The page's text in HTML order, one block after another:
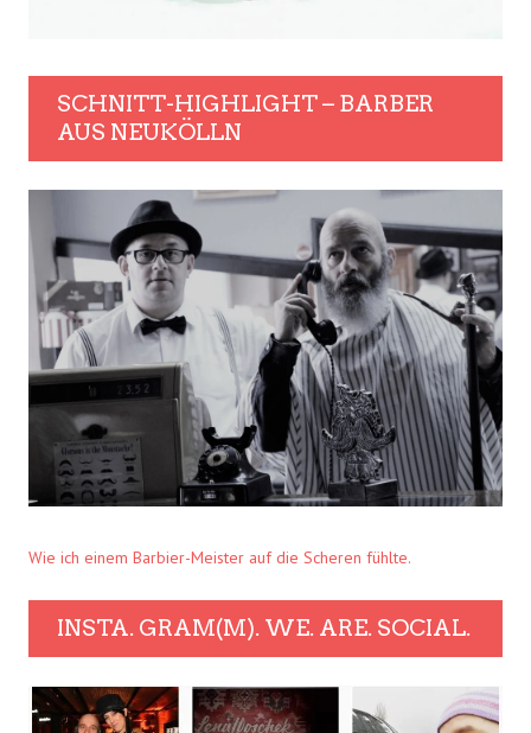
SCHNITT-HIGHLIGHT – BARBER
AUS NEUKÖLLN
Wie ich einem Barbier-Meister auf die Scheren fühlte.
INSTA. GRAM(M). WE. ARE. SOCIAL.